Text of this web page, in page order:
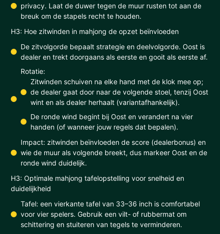
privacy. Laat de duwer tegen de muur rusten tot aan de
breuk om de stapels recht te houden.
H3: Hoe zitwinden in mahjong de opzet beïnvloeden
De zitvolgorde bepaalt strategie en deelvolgorde. Oost is
dealer en trekt doorgaans als eerste en gooit als eerste af.
Rotatie:
Zitwinden schuiven na elke hand met de klok mee op;
de dealer gaat door naar de volgende stoel, tenzij Oost
wint en als dealer herhaalt (variantafhankelijk).
De ronde wind begint bij Oost en verandert na vier
handen (of wanneer jouw regels dat bepalen).
Impact: zitwinden beïnvloeden de score (dealerbonus) en
wie de muur als volgende breekt, dus markeer Oost en de
ronde wind duidelijk.
H3: Optimale mahjong tafelopstelling voor snelheid en
duidelijkheid
Tafel: een vierkante tafel van 33–36 inch is comfortabel
voor vier spelers. Gebruik een vilt- of rubbermat om
schittering en stuiteren van tegels te verminderen.